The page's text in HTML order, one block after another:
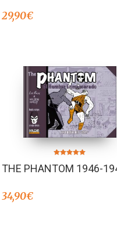
29,90€
5.00
de 5
THE PHANTOM 1946-
34,90€